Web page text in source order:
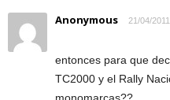
Anonymous 21/04/
entonces para que
TC2000 y el Rally
monomarcas??